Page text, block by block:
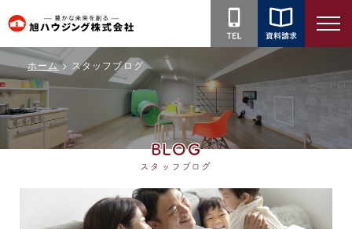
旭
ハ
ウ
ジ
ン
グ
ホーム スタッフブログ
BLOG
スタッフブログ